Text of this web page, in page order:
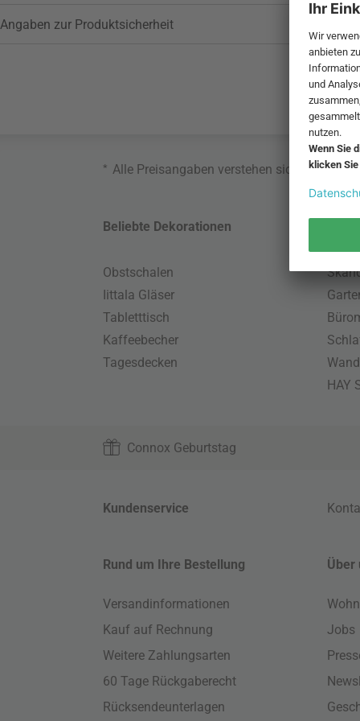
Angaben zur Produktsicherheit
* Alle Preisangaben verstehen sich inklusive
Beliebte Dekorationen
Obstschalen
Iittala Gläser
Tabletttisch
Kaffeebecher
Tagesdecken
HAY
Connox Geburtstag
Kundenservice
Rund um Ihre Bestellung
Versandinformationen
Kauf auf Rechnung
Weitere Zahlungsarten
60 Tage Rückgaberecht
Rücksendeunterlagen
Über
Jobs